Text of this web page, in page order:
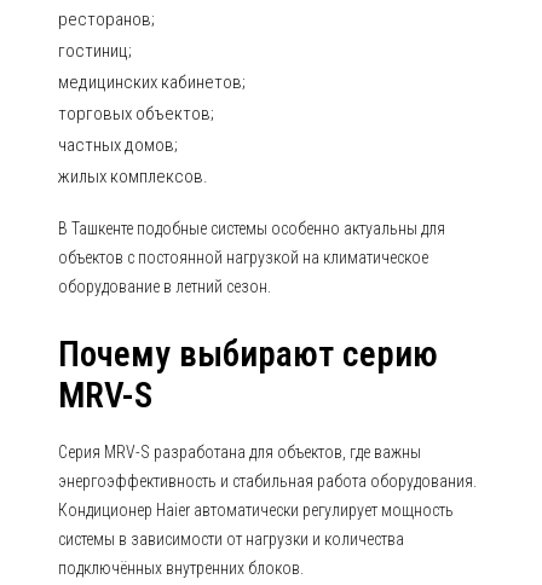
ресторанов;
гостиниц;
медицинских кабинетов;
торговых объектов;
частных домов;
жилых комплексов.
В Ташкенте подобные системы особенно актуальны для
объектов с постоянной нагрузкой на климатическое
оборудование в летний сезон.
Почему выбирают серию
MRV-S
Серия MRV-S разработана для объектов, где важны
энергоэффективность и стабильная работа оборудования.
Кондиционер Haier автоматически регулирует мощность
системы в зависимости от нагрузки и количества
подключённых внутренних блоков.